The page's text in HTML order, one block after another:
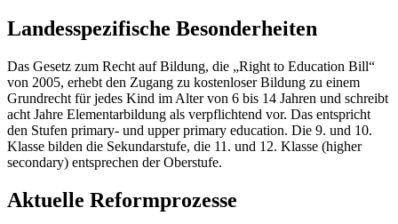
Landesspezifische Besonderheiten
Das Gesetz zum Recht auf Bildung, die „Right to Education Bill“
von 2005, erhebt den Zugang zu kostenloser Bildung zu einem
Grundrecht für jedes Kind im Alter von 6 bis 14 Jahren und schreibt
acht Jahre Elementarbildung als verpflichtend vor. Das entspricht
den Stufen primary- und upper primary education. Die 9. und 10.
Klasse bilden die Sekundarstufe, die 11. und 12. Klasse (higher
secondary) entsprechen der Oberstufe.
Aktuelle Reformprozesse